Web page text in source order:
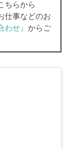
ちらから
仕事などのお
わせ』からご